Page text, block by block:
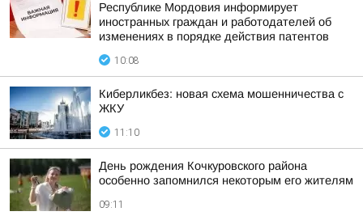
Республике Мордовия информирует
иностранных граждан и работодателей об
изменениях в порядке действия патентов
10:08
Киберликбез: новая схема мошенничества с
ЖКУ
11:10
День рождения Кочкуровского района
особенно запомнился некоторым его жителям
09:11